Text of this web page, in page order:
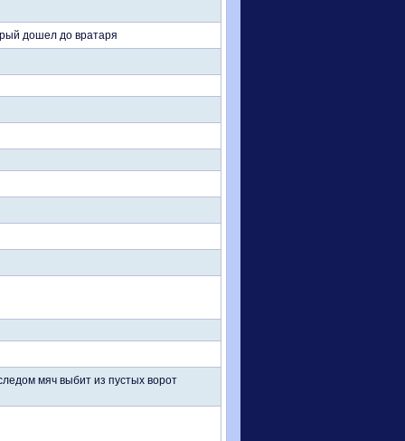
дошел до вратаря
мяч выбит из пустых ворот